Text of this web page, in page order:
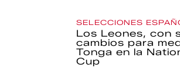
SELECCIONES
Los Leones, con
cambios para
Tonga en la
Cup